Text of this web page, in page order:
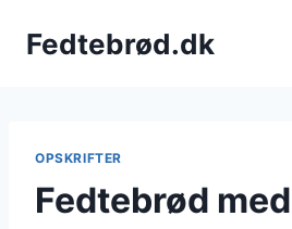
Fedtebrød.dk
OPSKRIFTER
Fedtebrød med